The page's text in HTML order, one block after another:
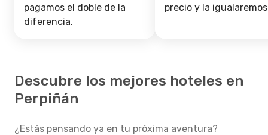
pagamos el doble de la
diferencia.
precio y la
Descubre los mejores hoteles en
Perpiñán
¿Estás pensando ya en tu próxima aventura?